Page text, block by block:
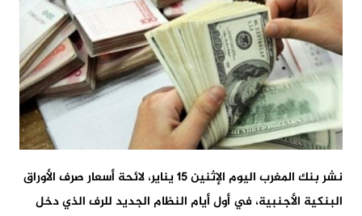
نشر بنك المغرب اليوم الإثنين 15 يناير، لائحة أسعار صرف الأوراق
البنكية الأجنبية، في أول أيام النظام الجديد للرف الذي دخل